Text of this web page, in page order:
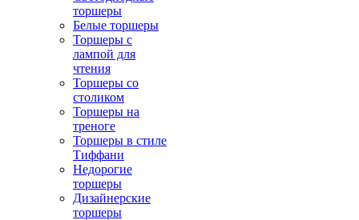
торшеры
Белые торшеры
Торшеры с
лампой для
чтения
Торшеры со
столиком
Торшеры на
треноге
Торшеры в стиле
Тиффани
Недорогие
торшеры
Дизайнерские
торшеры